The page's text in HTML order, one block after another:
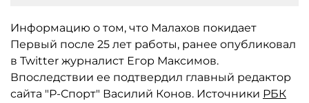
Информацию о том, что Малахов покидает
Первый после 25 лет работы, ранее опубликовал
в Twitter журналист Егор Максимов.
Впоследствии ее подтвердил главный редактор
сайта "Р-Спорт" Василий Конов. Источники РБК